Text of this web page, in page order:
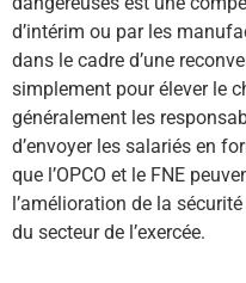
d’intérim ou par les
dans le cadre d’une
simplement pour élever le
généralement les
d’envoyer les salariés en
que l’OPCO et le FNE
l’amélioration de la
du secteur de l’exercée.